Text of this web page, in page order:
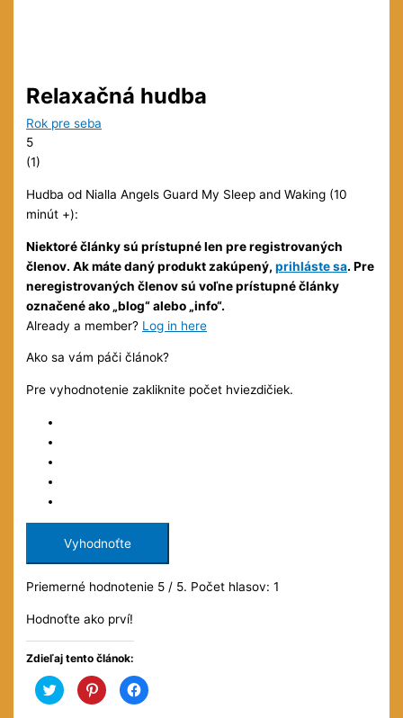
Relaxačná hudba
Rok pre seba
5
(1)
Hudba od Nialla Angels Guard My Sleep and Waking (10
minút +):
Niektoré články sú prístupné len pre registrovaných
členov. Ak máte daný produkt zakúpený,prihláste sa. Pre
neregistrovaných členov sú voľne prístupné články
označené ako „blog“ alebo „info“.
Already a member? Log in here
Ako sa vám páči článok?
Pre vyhodnotenie zakliknite počet hviezdičiek.
Vyhodnoťte
Priemerné hodnotenie 5 / 5. Počet hlasov:1
Hodnoťte ako prví!
Zdieľaj tento článok:
Kliknite
pre
zdieľanie
Kliknite
pre
zdieľanie
Kliknite
pre